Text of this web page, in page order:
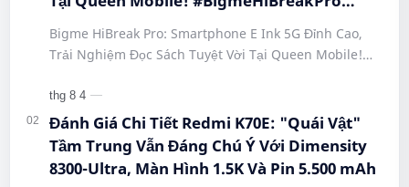
#SmartphoneEInk #QueenMobile
#HiBreakPro5G #DienThoaiDocSach
#CongNgheMoi #MuaSamThongMinh
#EInkPhone #5GSmartphone
Bigme HiBreak Pro: Smartphone E Ink 5G Đỉnh Cao,
Trải Nghiệm Đọc Sách Tuyệt Vời Tại Queen Mobile!
#Hi…
Đánh Giá Chi Tiết Redmi K70E: "Quái Vật"
Tầm Trung Vẫn Đáng Chú Ý Với Dimensity
8300-Ultra, Màn Hình 1.5K Và Pin 5.500 mAh